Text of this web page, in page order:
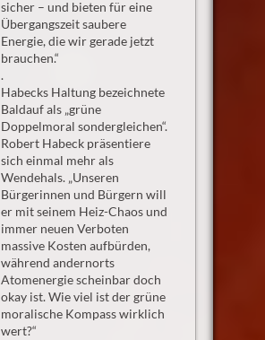
sicher – und bieten für eine
Übergangszeit saubere
Energie, die wir gerade jetzt
brauchen.“
.
Habecks Haltung bezeichnete
Baldauf als „grüne
Doppelmoral sondergleichen“.
Robert Habeck präsentiere
sich einmal mehr als
Wendehals. „Unseren
Bürgerinnen und Bürgern will
er mit seinem Heiz-Chaos und
immer neuen Verboten
massive Kosten aufbürden,
während andernorts
Atomenergie scheinbar doch
okay ist. Wie viel ist der grüne
moralische Kompass wirklich
wert?“